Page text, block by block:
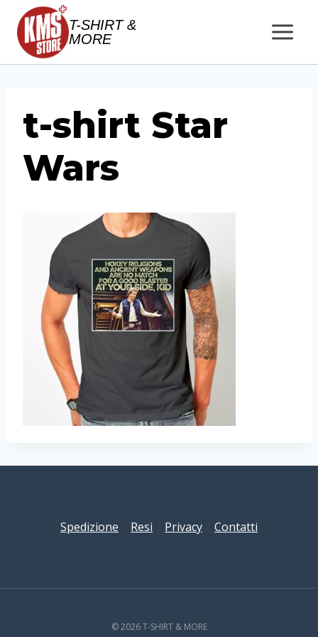
Salta
contenuto
T-SHIRT &
MORE
t-shirt Star
Wars
Spedizione Resi Privacy Contatti
© 2026 T-SHIRT & MORE